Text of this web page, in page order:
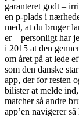
garanteret godt –
en p-plads i
med, at du bruger
er – personligt har
i 2015 at den
om året på at lede
som den danske
app, der for resten
bilister at melde
matcher så andre
app’en navigerer